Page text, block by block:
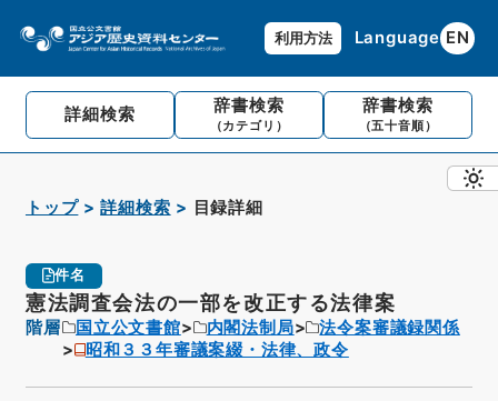
利用方法 Language EN
詳細検索 辞書検索
（カテゴリ）
辞書検索
（五十音順）
トップ 詳細検索 目録詳細
件名
憲法調査会法の一部を改正する法律案
階層 国立公文書館 内閣法制局
法令案審議録関係
昭和３３年審議案綴・法律、政令